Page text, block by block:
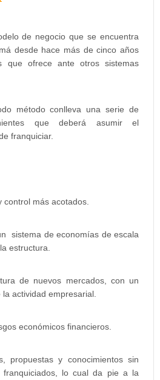
de negocio que se encuentra
desde hace más de cinco años
que ofrece ante otros sistemas
método conlleva una serie de
que deberá asumir el
franquiciar.
más acotados.
sistema de economías de escala
estructura.
de nuevos mercados, con un
actividad empresarial.
económicos financieros.
propuestas y conocimientos sin
lo cual da pie a la